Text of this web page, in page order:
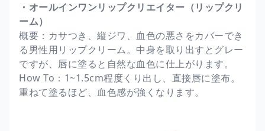
・オールインワンリップクリエイター（リップクリ
ーム）
概要：カサつき、縦ジワ、血色の悪さをカバーでき
る男性用リップクリーム。中身を取り出すとグレー
ですが、唇に塗ると自然な血色に仕上がります。
How To：1~1.5cm程度くり出し、直接唇に塗布。
重ねて塗るほど、血色感が強くなります。